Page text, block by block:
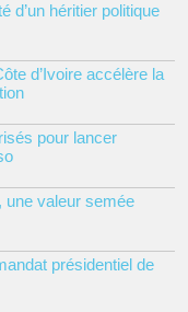
d’un héritier politique
d’Ivoire accélère la
pour lancer
une valeur semée
présidentiel de